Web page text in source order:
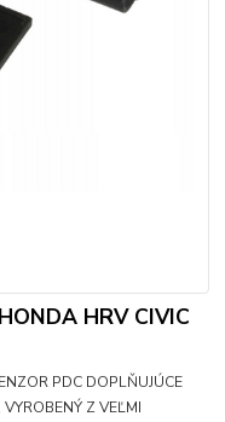
HRV CIVIC
PDC DOPLŇUJÚCE
Z VEĽMI